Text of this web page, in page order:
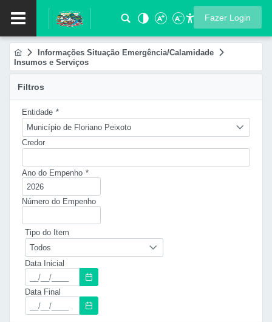
Fazer Login
Informações Situação Emergência/Calamidade
Insumos e Serviços
Filtros
Entidade *
Município de Floriano Peixoto
Credor
Ano do Empenho *
Número do Empenho
Tipo do Item
Todos
Data Inicial
Data Final